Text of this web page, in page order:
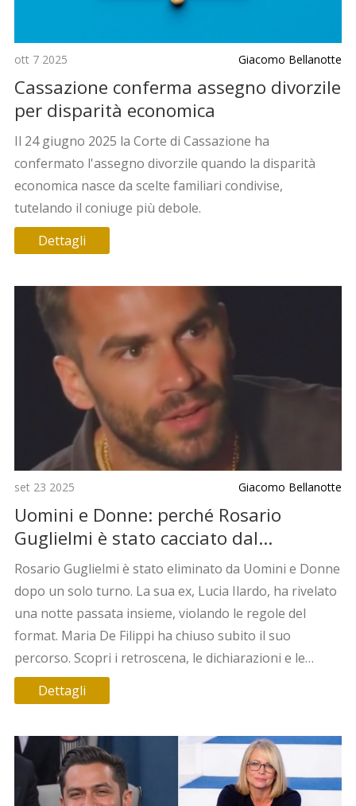
ott 7 2025 Giacomo Bellanotte
Cassazione conferma assegno divorzile
per disparità economica
Il 24 giugno 2025 la Corte di Cassazione ha
confermato l'assegno divorzile quando la disparità
economica nasce da scelte familiari condivise,
tutelando il coniuge più debole.
Dettagli
set 23 2025 Giacomo Bellanotte
Uomini e Donne: perché Rosario
Guglielmi è stato cacciato dal
programma
Rosario Guglielmi è stato eliminato da Uomini e Donne
dopo un solo turno. La sua ex, Lucia Ilardo, ha rivelato
una notte passata insieme, violando le regole del
format. Maria De Filippi ha chiuso subito il suo
percorso. Scopri i retroscena, le dichiarazioni e le
reazioni del pubblico.
Dettagli